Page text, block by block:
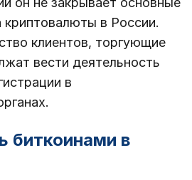
в России.
клиентов, торгующие
вести деятельность
в
биткоинами в